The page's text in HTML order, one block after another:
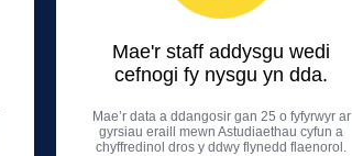
Mae'r staff addysgu wedi
cefnogi fy nysgu yn dda.
Mae’r data a ddangosir gan 25 o fyfyrwyr ar
gyrsiau eraill mewn Astudiaethau cyfun a
chyffredinol dros y ddwy flynedd flaenorol.